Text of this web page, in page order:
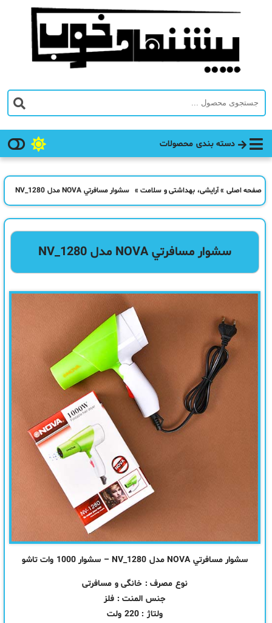
دسته بندی محصولات
صفحه اصلی »آرایشی، بهداشتی و سلامت » سشوار مسافرتي NOVA مدل NV_1280
سشوار مسافرتي NOVA مدل NV_1280
سشوار مسافرتي NOVA مدل NV_1280 – سشوار 1000 وات تاشو
نوع مصرف : خانگی و مسافرتی
جنس المنت : فلز
ولتاژ : 220 ولت